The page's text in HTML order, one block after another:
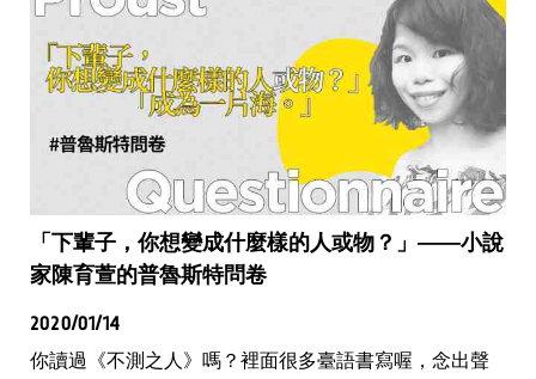
「下輩子，你想變成什麼樣的人或物？」——小說
家陳育萱的普魯斯特問卷
2020/01/14
你讀過《不測之人》嗎？裡面很多臺語書寫喔，念出聲